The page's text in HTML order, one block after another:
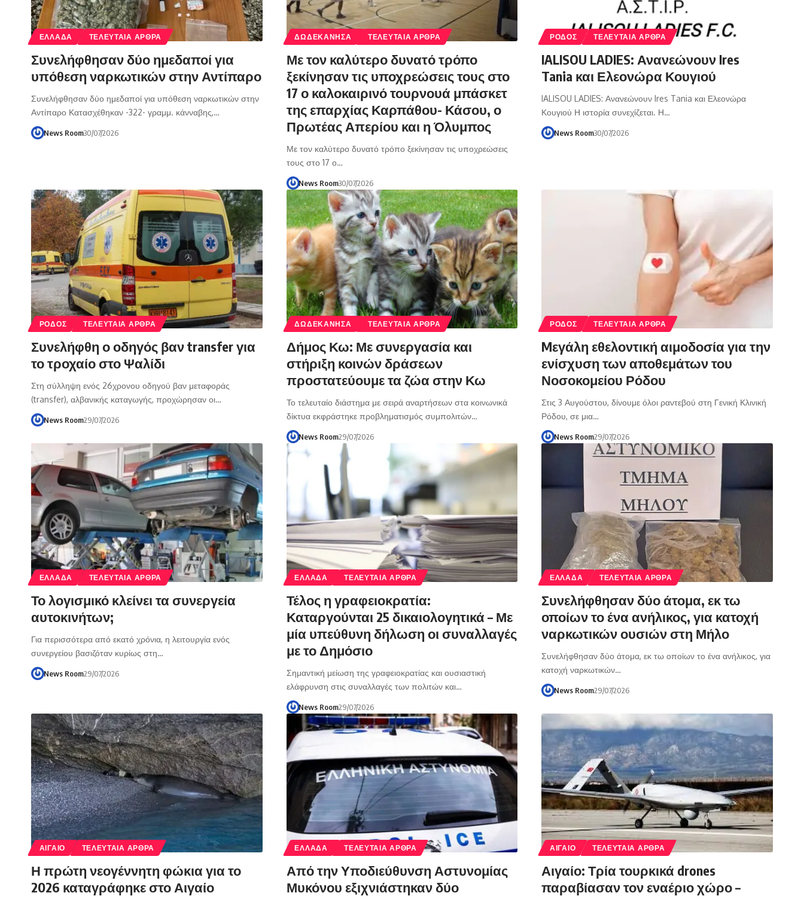
ΕΛΛΑΔΑ ΤΕΛΕΥΤΑΙΑ ΑΡΘΡΑ
Συνελήφθησαν δύο ημεδαποί για
υπόθεση ναρκωτικών στην Αντίπαρο
Συνελήφθησαν δύο ημεδαποί για υπόθεση ναρκωτικών στην
Αντίπαρο Κατασχέθηκαν -322- γραμμ. κάνναβης,…
News Room30/07/2026
ΔΩΔΕΚΑΝΗΣΑ ΤΕΛΕΥΤΑΙΑ ΑΡΘΡΑ
Με τον καλύτερο δυνατό τρόπο
ξεκίνησαν τις υποχρεώσεις τους στο
17 ο καλοκαιρινό τουρνουά μπάσκετ
της επαρχίας Καρπάθου- Κάσου, ο
Πρωτέας Απερίου και η Όλυμπος
Με τον καλύτερο δυνατό τρόπο ξεκίνησαν τις υποχρεώσεις
τους στο 17 ο…
News Room30/07/2026
ΡΟΔΟΣ ΤΕΛΕΥΤΑΙΑ ΑΡΘΡΑ
IALISOU LADIES: Ανανεώνουν Ires
Tania και Ελεονώρα Κουγιού
IALISOU LADIES: Ανανεώνουν Ires Tania και Ελεονώρα
Κουγιού Η ιστορία συνεχίζεται. Η…
News Room30/07/2026
ΡΟΔΟΣ ΤΕΛΕΥΤΑΙΑ ΑΡΘΡΑ
Συνελήφθη ο οδηγός βαν transfer για
το τροχαίο στο Ψαλίδι
Στη σύλληψη ενός 26χρονου οδηγού βαν μεταφοράς
(transfer), αλβανικής καταγωγής, προχώρησαν οι…
News Room29/07/2026
ΔΩΔΕΚΑΝΗΣΑ ΤΕΛΕΥΤΑΙΑ ΑΡΘΡΑ
Δήμος Κω: Με συνεργασία και
στήριξη κοινών δράσεων
προστατεύουμε τα ζώα στην Κω
Το τελευταίο διάστημα με σειρά αναρτήσεων στα κοινωνικά
δίκτυα εκφράστηκε προβληματισμός συμπολιτών…
News Room29/07/2026
ΡΟΔΟΣ ΤΕΛΕΥΤΑΙΑ ΑΡΘΡΑ
Mεγάλη εθελοντική αιμοδοσία για την
ενίσχυση των αποθεμάτων του
Νοσοκομείου Ρόδου
Στις 3 Αυγούστου, δίνουμε όλοι ραντεβού στη Γενική Κλινική
Ρόδου, σε μια…
News Room29/07/2026
ΕΛΛΑΔΑ ΤΕΛΕΥΤΑΙΑ ΑΡΘΡΑ
Το λογισμικό κλείνει τα συνεργεία
αυτοκινήτων;
Για περισσότερα από εκατό χρόνια, η λειτουργία ενός
συνεργείου βασιζόταν κυρίως στη…
News Room29/07/2026
ΕΛΛΑΔΑ ΤΕΛΕΥΤΑΙΑ ΑΡΘΡΑ
Τέλος η γραφειοκρατία:
Καταργούνται 25 δικαιολογητικά – Με
μία υπεύθυνη δήλωση οι συναλλαγές
με το Δημόσιο
Σημαντική μείωση της γραφειοκρατίας και ουσιαστική
ελάφρυνση στις συναλλαγές των πολιτών και…
News Room29/07/2026
ΕΛΛΑΔΑ ΤΕΛΕΥΤΑΙΑ ΑΡΘΡΑ
Συνελήφθησαν δύο άτομα, εκ τω
οποίων το ένα ανήλικος, για κατοχή
ναρκωτικών ουσιών στη Μήλο
Συνελήφθησαν δύο άτομα, εκ τω οποίων το ένα ανήλικος, για
κατοχή ναρκωτικών…
News Room29/07/2026
ΑΙΓΑΙΟ ΤΕΛΕΥΤΑΙΑ ΑΡΘΡΑ
Η πρώτη νεογέννητη φώκια για το
2026 καταγράφηκε στο Αιγαίο
ΕΛΛΑΔΑ ΤΕΛΕΥΤΑΙΑ ΑΡΘΡΑ
Από την Υποδιεύθυνση Αστυνομίας
Μυκόνου εξιχνιάστηκαν δύο
ΑΙΓΑΙΟ ΤΕΛΕΥΤΑΙΑ ΑΡΘΡΑ
Αιγαίο: Τρία τουρκικά drones
παραβίασαν τον εναέριο χώρο –